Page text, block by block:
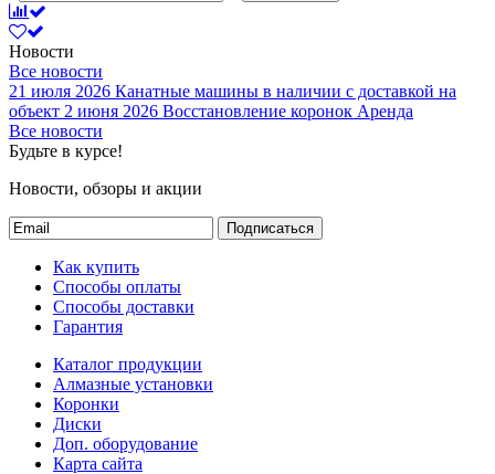
Новости
Все новости
21 июля 2026 Канатные машины в наличии с доставкой на
объект 2 июня 2026 Восстановление коронок Аренда
Все новости
Будьте в курсе!
Новости, обзоры и акции
Подписаться
Как купить
Способы оплаты
Способы доставки
Гарантия
Каталог продукции
Алмазные установки
Коронки
Диски
Доп. оборудование
Карта сайта